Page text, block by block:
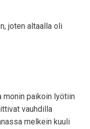
joten altaalla oli
monin paikoin lyötiin
vauhdilla
melkein kuuli